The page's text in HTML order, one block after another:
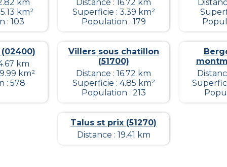
km
km²
: 103
Distance : 16.72 km
Superficie : 3.39 km²
Population : 179
km
km²
: 578
Villers sous chatillon
(51700)
Distance : 16.72 km
Superficie : 4.85 km²
Population : 213
Talus st prix (51270)
Distance : 19.41 km